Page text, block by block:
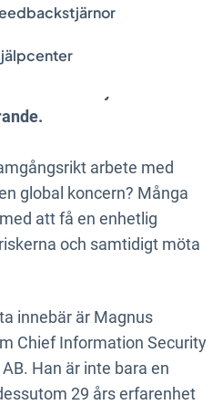
utmaningar. Stena
detta. En nyckelfråga har
alla områden inom
har Stratsys GRC-
arbete med
global koncern? Många
att få en enhetlig
och samtidigt möta
innebär är Magnus
Chief Information Security
Han är inte bara en
29 års erfarenhet